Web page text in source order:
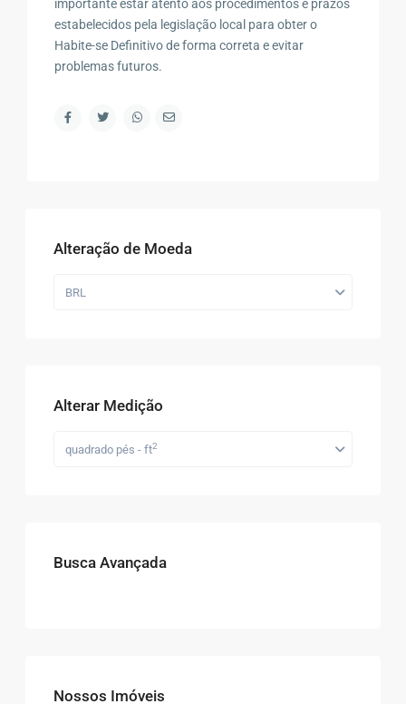
importante estar atento aos procedimentos e prazos
estabelecidos pela legislação local para obter o
Habite-se Definitivo de forma correta e evitar
problemas futuros.
Alteração de Moeda
BRL
Alterar Medição
quadrado pés - ft2
Busca Avançada
Nossos Imóveis